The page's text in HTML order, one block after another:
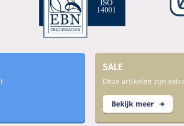
SALE
Deze artikelen zijn
Bekijk meer